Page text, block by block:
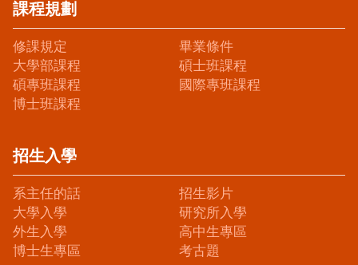
課程規劃
修課規定
畢業條件
大學部課程
碩士班課程
碩專班課程
國際專班課程
博士班課程
招生入學
系主任的話
招生影片
大學入學
研究所入學
外生入學
高中生專區
博士生專區
考古題